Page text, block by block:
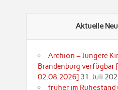
Aktuelle
Archion – Jüngere
Brandenburg
02.08.2026] 31. Juli
früher im Ruhestand